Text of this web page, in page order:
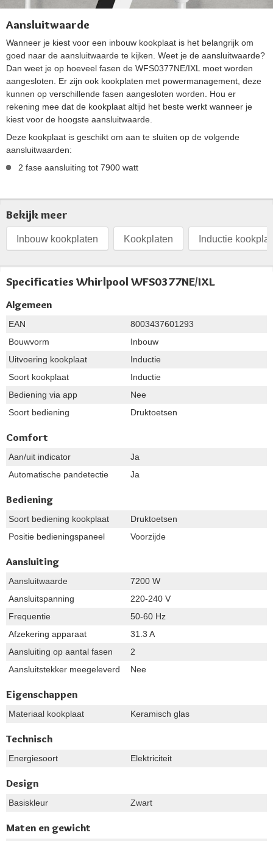
Aansluitwaarde
Wanneer je kiest voor een inbouw kookplaat is het belangrijk om
goed naar de aansluitwaarde te kijken. Weet je de aansluitwaarde?
Dan weet je op hoeveel fasen de WFS0377NE/IXL moet worden
aangesloten. Er zijn ook kookplaten met powermanagement, deze
kunnen op verschillende fasen aangesloten worden. Hou er
rekening mee dat de kookplaat altijd het beste werkt wanneer je
kiest voor de hoogste aansluitwaarde.
Deze kookplaat is geschikt om aan te sluiten op de volgende
aansluitwaarden:
2 fase aansluiting tot 7900 watt
Bekijk meer
Inbouw kookplaten Kookplaten Inductie
Specificaties Whirlpool WFS0377NE/IXL
Algemeen
EAN
8003437601293
Bouwvorm
Inbouw
Uitvoering kookplaat
Inductie
Soort kookplaat
Inductie
Bediening via app
Nee
Soort bediening
Druktoetsen
Comfort
Aan/uit indicator
Ja
Automatische pandetectie
Ja
Bediening
Soort bediening kookplaat
Druktoetsen
Positie bedieningspaneel
Voorzijde
Aansluiting
Aansluitwaarde
7200 W
Aansluitspanning
220-240 V
Frequentie
50-60 Hz
Afzekering apparaat
31.3 A
Aansluiting op aantal fasen
2
Aansluitstekker meegeleverd
Nee
Eigenschappen
Materiaal kookplaat Keramisch glas
Technisch
Energiesoort Elektriciteit
Design
Basiskleur Zwart
Maten en gewicht